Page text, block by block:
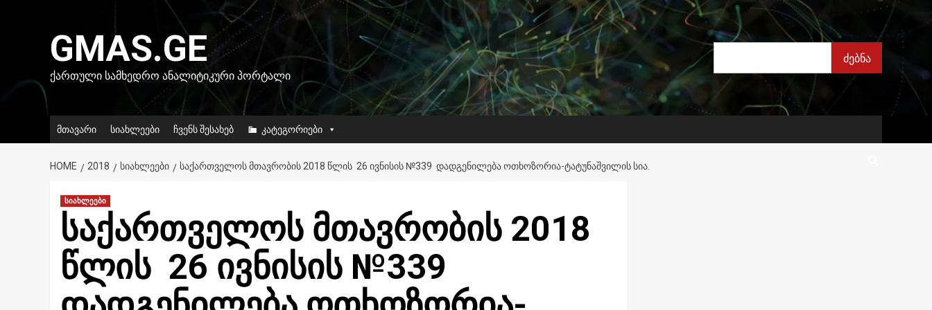
GMAS.GE
ᲥᲐᲠᲗᲣᲚᲘ ᲡᲐᲛᲮᲔᲓᲠᲝ ᲐᲜᲐᲚᲘᲢᲘᲙᲣᲠᲘ ᲞᲝᲠᲢᲐᲚᲘ
ძებნა
ძებნა
მთავარი სიახლეები ჩვენს შესახებ კატეგორიები
HOME 2018 ᲡᲘᲐᲮᲚᲔᲔᲑᲘ ᲡᲐᲥᲐᲠᲗᲕᲔᲚᲝᲡ ᲛᲗᲐᲕᲠᲝᲑᲘᲡ 2018 ᲬᲚᲘᲡ 26 ᲘᲕᲜᲘᲡᲘᲡ №339 ᲓᲐᲓᲒᲔᲜᲘᲚᲔᲑᲐ ᲝᲗᲮᲝᲖᲝᲠᲘᲐ-ᲢᲐᲢᲣᲜᲐᲨᲕᲘᲚᲘᲡ ᲡᲘᲐ.
სიახლეები
საქართველოს მთავრობის 2018
წლის 26 ივნისის №339